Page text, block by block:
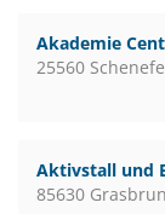
Akademie
25560
Aktivstall und
85630